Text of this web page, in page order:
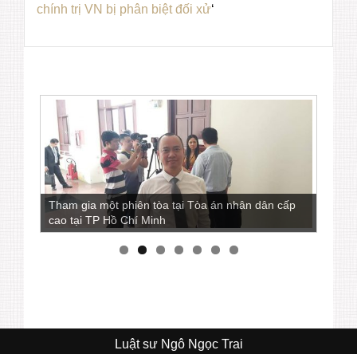
chính trị VN bị phân biệt đối xử‘
Tham gia một phiên tòa tại Tòa án nhân dân cấp
cao tại TP Hồ Chí Minh
Luật sư Ngô Ngọc Trai